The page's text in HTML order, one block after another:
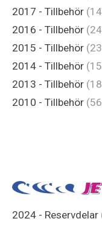
2017 - Tillbehör
2016 - Tillbehör
2015 - Tillbehör
2014 - Tillbehör
2013 - Tillbehör
2010 - Tillbehör
2024 - Reservdelar